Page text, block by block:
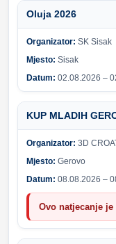
Oluja 2026
Organizator: SK Sisak
Mjesto: Sisak
Datum: 02.08.2026 –
KUP MLADIH
Organizator: 3D
Mjesto: Gerovo
Datum: 08.08.2026 –
Ovo natjecanje je